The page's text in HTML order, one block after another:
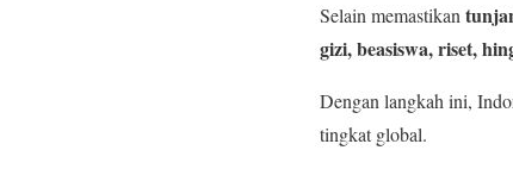
Selain memastikan
gizi, beasiswa, riset,
Dengan langkah ini,
tingkat global.